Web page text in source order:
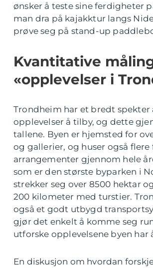
ønsker å teste sine ferdigheter
man dra på kajakktur langs
prøve seg på stand-up
Kvantitative
«opplevelser i
Trondheim har et bredt spekter
opplevelser å tilby, og dette
tallene. Byen er hjemsted for
og gallerier, og huser også flere
arrangementer gjennom hele
som er den største byparken i
strekker seg over 8500 hektar
200 kilometer med turstier.
også et godt utbygd
gjør det enkelt å komme seg
utforske opplevelsene byen har
En diskusjon om hvordan